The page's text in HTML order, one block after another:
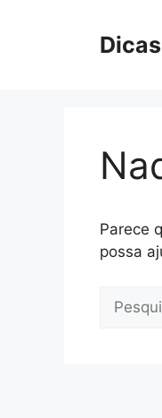
Parece
possa
por: